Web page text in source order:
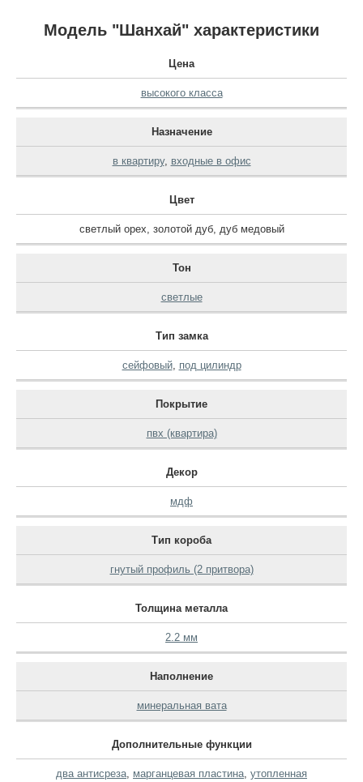
Модель "Шанхай" характеристики
Цена
высокого класса
Назначение
в квартиру, входные в офис
Цвет
светлый орех, золотой дуб, дуб медовый
Тон
светлые
Тип замка
сейфовый, под цилиндр
Покрытие
пвх (квартира)
Декор
мдф
Тип короба
гнутый профиль (2 притвора)
Толщина металла
2.2 мм
Наполнение
минеральная вата
Дополнительные функции
два антисреза, марганцевая пластина, утопленная